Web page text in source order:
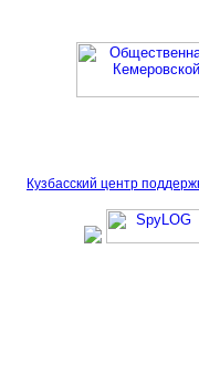
Кузбасский центр